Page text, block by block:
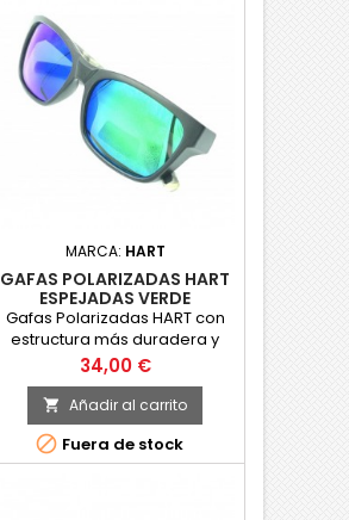
MARCA: HART
GAFAS POLARIZADAS HART
ESPEJADAS VERDE
Gafas Polarizadas HART con
estructura más duradera y
cómoda, gracias a su
composición en polímero
TR90, ideal para una gafa
deportiva.Son flotantes e
incluyen estuche rígido rojo
de Hart, gamuza y cinta.
Precio
34,00 €
 Añadir al carrito
 Fuera de stock